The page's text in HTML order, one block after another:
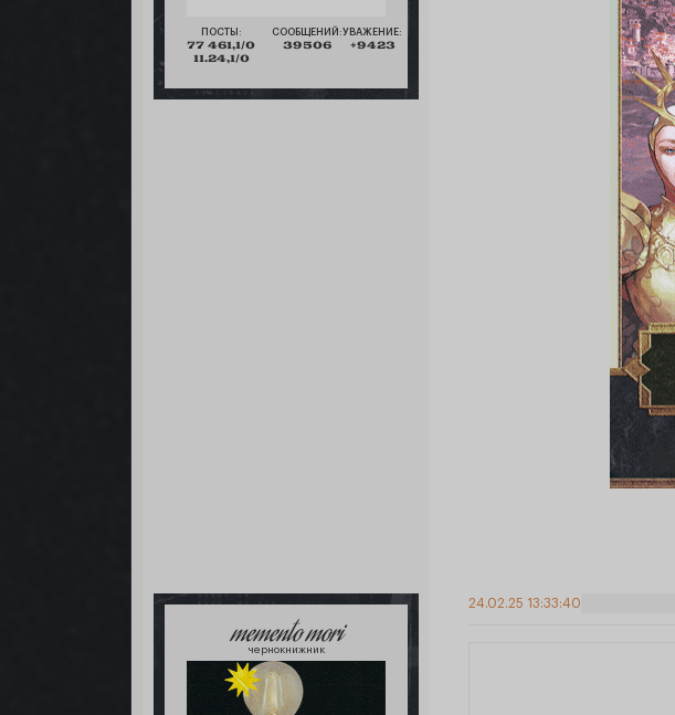
ПОСТЫ:
77 461,1/0
11.24,1/0
СООБЩЕНИЙ:
39506
УВАЖЕНИЕ:
+9423
memento mori
чернокнижник
24.02.25 13:33:40